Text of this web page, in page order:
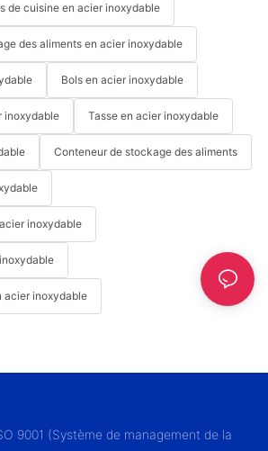
de cuisine en acier inoxydable
des aliments en acier inoxydable
Bols en acier inoxydable
inoxydable Tasse en acier inoxydable
Conteneur de stockage des aliments
inoxydable
acier inoxydable
9001 (Système de management de la